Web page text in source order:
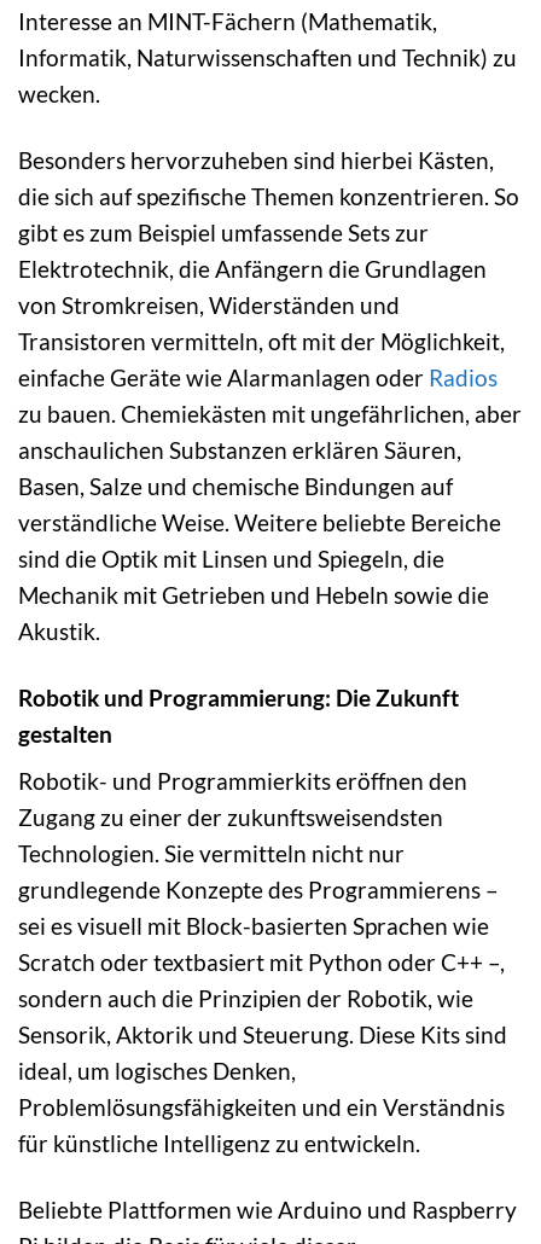
Interesse an MINT-Fächern (Mathematik,
Informatik, Naturwissenschaften und Technik) zu
wecken.
Besonders hervorzuheben sind hierbei Kästen,
die sich auf spezifische Themen konzentrieren. So
gibt es zum Beispiel umfassende Sets zur
Elektrotechnik, die Anfängern die Grundlagen
von Stromkreisen, Widerständen und
Transistoren vermitteln, oft mit der Möglichkeit,
einfache Geräte wie Alarmanlagen oder Radios
zu bauen. Chemiekästen mit ungefährlichen, aber
anschaulichen Substanzen erklären Säuren,
Basen, Salze und chemische Bindungen auf
verständliche Weise. Weitere beliebte Bereiche
sind die Optik mit Linsen und Spiegeln, die
Mechanik mit Getrieben und Hebeln sowie die
Akustik.
Robotik und Programmierung: Die Zukunft
gestalten
Robotik- und Programmierkits eröffnen den
Zugang zu einer der zukunftsweisendsten
Technologien. Sie vermitteln nicht nur
grundlegende Konzepte des Programmierens –
sei es visuell mit Block-basierten Sprachen wie
Scratch oder textbasiert mit Python oder C++ –,
sondern auch die Prinzipien der Robotik, wie
Sensorik, Aktorik und Steuerung. Diese Kits sind
ideal, um logisches Denken,
Problemlösungsfähigkeiten und ein Verständnis
für künstliche Intelligenz zu entwickeln.
Beliebte Plattformen wie Arduino und Raspberry